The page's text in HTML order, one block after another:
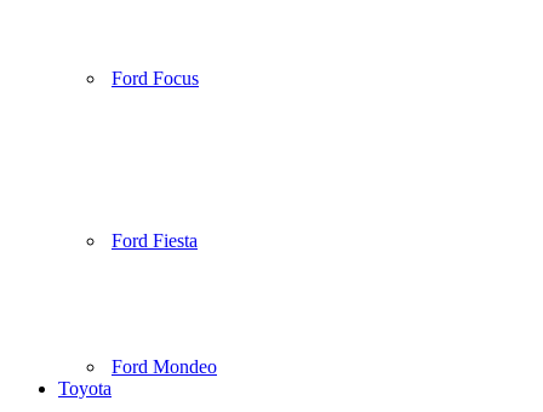
Ford Focus
Ford Fiesta
Ford Mondeo
Toyota